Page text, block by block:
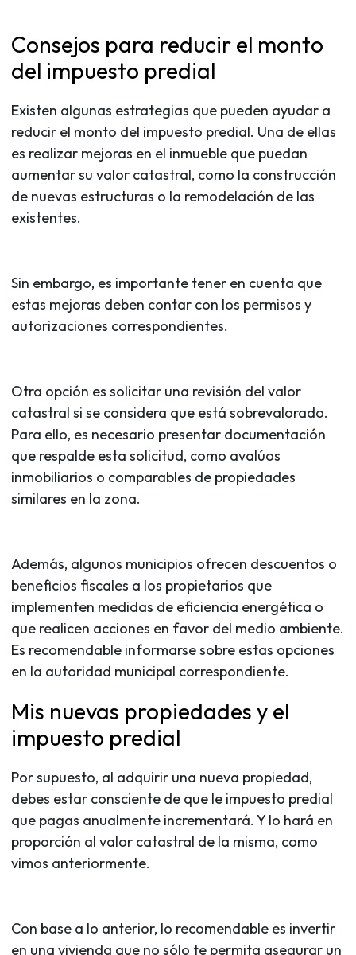
Consejos para reducir el monto
del impuesto predial
Existen algunas estrategias que pueden ayudar a
reducir el monto del impuesto predial. Una de ellas
es realizar mejoras en el inmueble que puedan
aumentar su valor catastral, como la construcción
de nuevas estructuras o la remodelación de las
existentes.
Sin embargo, es importante tener en cuenta que
estas mejoras deben contar con los permisos y
autorizaciones correspondientes.
Otra opción es solicitar una revisión del valor
catastral si se considera que está sobrevalorado.
Para ello, es necesario presentar documentación
que respalde esta solicitud, como avalúos
inmobiliarios o comparables de propiedades
similares en la zona.
Además, algunos municipios ofrecen descuentos o
beneficios fiscales a los propietarios que
implementen medidas de eficiencia energética o
que realicen acciones en favor del medio ambiente.
Es recomendable informarse sobre estas opciones
en la autoridad municipal correspondiente.
Mis nuevas propiedades y el
impuesto predial
Por supuesto, al adquirir una nueva propiedad,
debes estar consciente de que le impuesto predial
que pagas anualmente incrementará. Y lo hará en
proporción al valor catastral de la misma, como
vimos anteriormente.
Con base a lo anterior, lo recomendable es invertir
en una vivienda que no sólo te permita asegurar un